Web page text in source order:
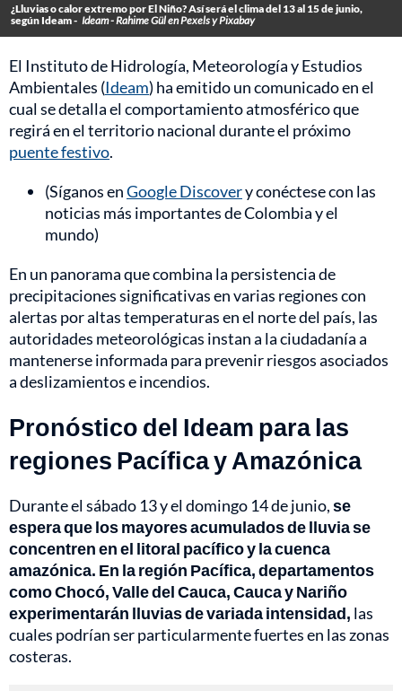
¿Lluvias o calor extremo por El Niño? Así será el clima del 13 al 15 de junio,
según Ideam - Ideam - Rahime Gül en Pexels y Pixabay
El Instituto de Hidrología, Meteorología y Estudios
Ambientales (Ideam) ha emitido un comunicado en el
cual se detalla el comportamiento atmosférico que
regirá en el territorio nacional durante el próximo
puente festivo.
(Síganos enGoogle Discovery conéctese con las
noticias más importantes de Colombia y el
mundo)
En un panorama que combina la persistencia de
precipitaciones significativas en varias regiones con
alertas por altas temperaturas en el norte del país, las
autoridades meteorológicas instan a la ciudadanía a
mantenerse informada para prevenir riesgos asociados
a deslizamientos e incendios.
Pronóstico del Ideam para las
regiones Pacífica y Amazónica
Durante el sábado 13 y el domingo 14 de junio,se
espera que los mayores acumulados de lluvia se
concentren en el litoral pacífico y la cuenca
amazónica. En la región Pacífica, departamentos
como Chocó, Valle del Cauca, Cauca y Nariño
experimentarán lluvias de variada intensidad, las
cuales podrían ser particularmente fuertes en las zonas
costeras.